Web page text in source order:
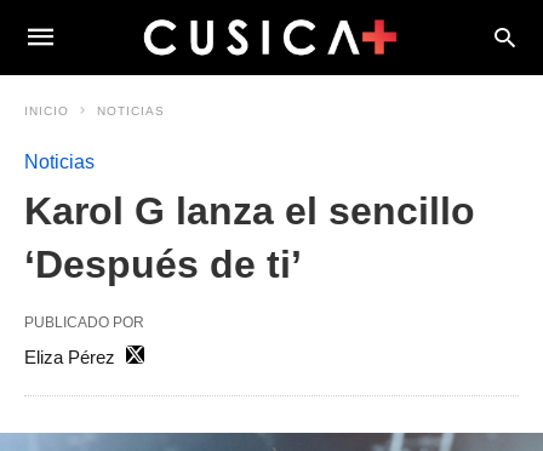
INICIO NOTICIAS
Noticias
Karol G lanza el sencillo
‘Después de ti’
PUBLICADO POR
Eliza Pérez